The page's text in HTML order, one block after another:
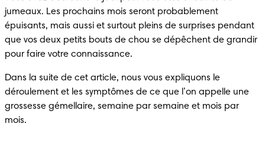
jumeaux. Les prochains mois seront probablement
épuisants, mais aussi et surtout pleins de surprises pendant
que vos deux petits bouts de chou se dépêchent de grandir
Dans la suite de cet article, nous vous expliquons le
déroulement et les symptômes de ce que l’on appelle une
grossesse gémellaire, semaine par semaine et mois par